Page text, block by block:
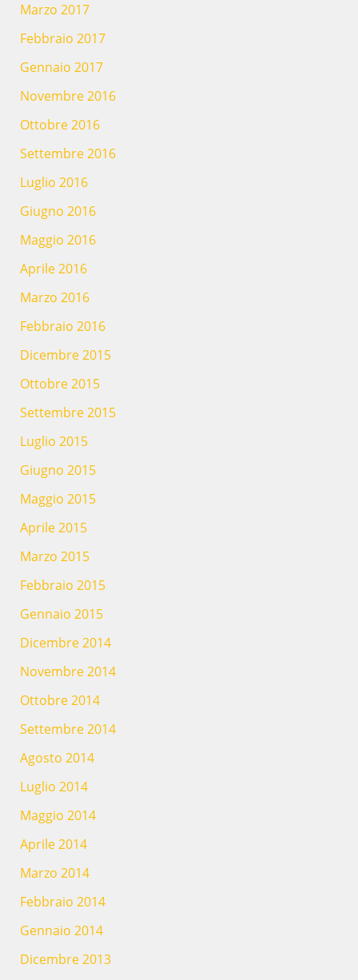
Marzo 2017
Febbraio 2017
Gennaio 2017
Novembre 2016
Ottobre 2016
Settembre 2016
Luglio 2016
Giugno 2016
Maggio 2016
Aprile 2016
Marzo 2016
Febbraio 2016
Dicembre 2015
Ottobre 2015
Settembre 2015
Luglio 2015
Giugno 2015
Maggio 2015
Aprile 2015
Marzo 2015
Febbraio 2015
Gennaio 2015
Dicembre 2014
Novembre 2014
Ottobre 2014
Settembre 2014
Agosto 2014
Luglio 2014
Maggio 2014
Aprile 2014
Marzo 2014
Febbraio 2014
Gennaio 2014
Dicembre 2013